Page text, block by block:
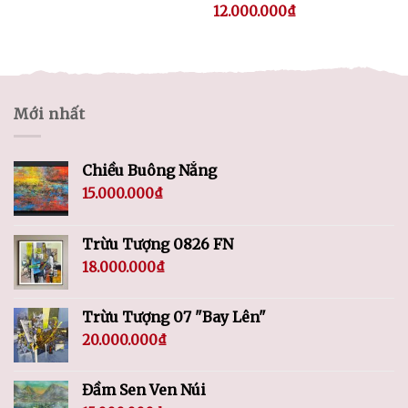
12.000.000₫
Mới nhất
Chiều Buông Nắng
15.000.000₫
Trừu Tượng 0826 FN
18.000.000₫
Trừu Tượng 07 "Bay Lên"
20.000.000₫
Đầm Sen Ven Núi